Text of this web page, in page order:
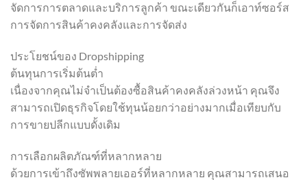
จัดการการตลาดและบริการลูกค้า ขณะเดียวกันก็เอาท์ซอร์ส
การจัดการสินค้าคงคลังและการจัดส่ง
ประโยชน์ของ Dropshipping
ต้นทุนการเริ่มต้นต่ำ
เนื่องจากคุณไม่จำเป็นต้องซื้อสินค้าคงคลังล่วงหน้า คุณจึง
สามารถเปิดธุรกิจโดยใช้ทุนน้อยกว่าอย่างมากเมื่อเทียบกับ
การขายปลีกแบบดั้งเดิม
การเลือกผลิตภัณฑ์ที่หลากหลาย
ด้วยการเข้าถึงซัพพลายเออร์ที่หลากหลาย คุณสามารถเสนอ